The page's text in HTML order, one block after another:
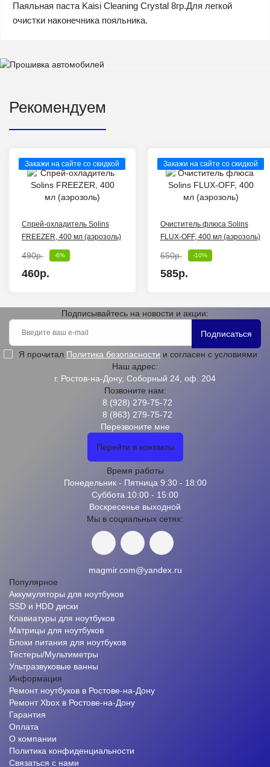
Паяльная паста Kaisi Cleaning Crystal 8гр.Для легкой
очистки наконечника пояльника.
Рекомендуем
Закажи на сайте со скидкой
Спрей-охладитель Solins
FREEZER, 400 мл (аэрозоль)
490р. -6%
460р.
Закажи на сайте со скидкой
Очиститель флюса Solins
FLUX-OFF, 400 мл (аэрозоль)
650р. -10%
585р.
Подписывайтесь на новости и акции:
Подписаться
Я прочитал Политика безопасности и согласен с условиями
Наш адрес:
г. Ростов-на-Дону, Соборный 24, оф. 204
Позвоните нам:
8 (928) 279-75-72
8 (863) 279-75-72
Перезвоните мне
Перейти в контакты
Время работы
Понедельник - Пятница 9:30 - 18:00
Суббота 10:00 - 15:00
Воскресенье выходной
Мы в социальных сетях:
magmir.com@yandex.ru
Популярное
Аккумуляторы для ноутбуков
SSD и HDD диски
Клавиатуры для ноутбуков
Матрицы для ноутбуков
Блоки питания для ноутбуков
Тестеры/Мультиметры
Ультразвуковые ванны
Информация
Ремонт ноутбуков в Ростове-на-Дону
Ремонт Xbox в Ростове-на-Дону
Гарантия
Оплата
О компании
Политика конфиденциальности
Связаться с нами